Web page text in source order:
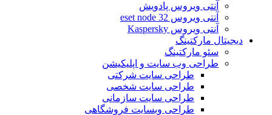
آنتی ویروس پادویش
آنتی ویروس 32 eset node
آنتی ویروس Kaspersky
دیجیتال مارکتینگ
سئو مارکتینگ
طراحی وب سایت و اپلیکیشن
طراحی سایت شرکتی
طراحی سایت شخصی
طراحی سایت سازمانی
طراحی وبسایت فروشگاهی